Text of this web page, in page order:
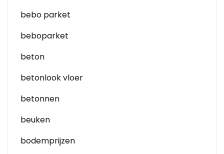
bebo parket
beboparket
beton
betonlook vloer
betonnen
beuken
bodemprijzen